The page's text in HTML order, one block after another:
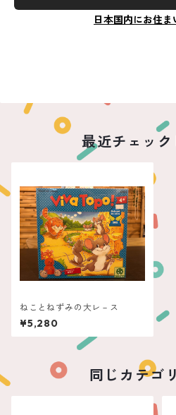
日本国内にお住ま
最近チェック
ねことねずみの大レ－ス
¥5,280
同じカテゴ